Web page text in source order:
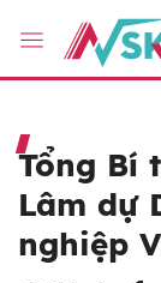
Tổng Bí
Lâm dự
nghiệp